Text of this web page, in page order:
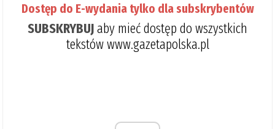
Dostęp do E-wydania tylko dla subskrybentów
SUBSKRYBUJaby mieć dostęp do wszystkich
tekstów www.gazetapolska.pl